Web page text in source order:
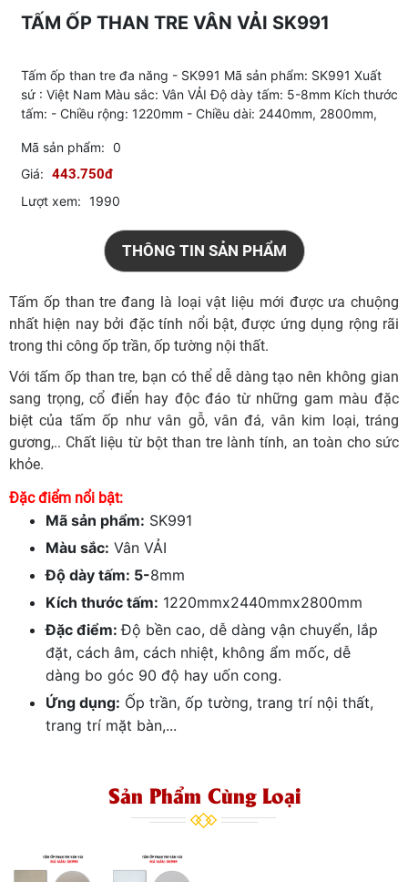
TẤM ỐP THAN TRE VÂN VẢI SK991
Tấm ốp than tre đa năng - SK991 Mã sản phẩm: SK991 Xuất
sứ : Việt Nam Màu sắc: Vân VẢI Độ dày tấm: 5-8mm Kích thước
tấm: - Chiều rộng: 1220mm - Chiều dài: 2440mm, 2800mm,
Mã sản phẩm: 0
Giá: 443.750đ
Lượt xem: 1990
THÔNG TIN SẢN PHẨM
Tấm ốp than tre đang là loại vật liệu mới được ưa chuộng
nhất hiện nay bởi đặc tính nổi bật, được ứng dụng rộng rãi
trong thi công ốp trần, ốp tường nội thất.
Với tấm ốp than tre, bạn có thể dễ dàng tạo nên không gian
sang trọng, cổ điển hay độc đáo từ những gam màu đặc
biệt của tấm ốp như vân gỗ, vân đá, vân kim loại, tráng
gương,.. Chất liệu từ bột than tre lành tính, an toàn cho sức
khỏe.
Đặc điểm nổi bật:
Mã sản phẩm: SK991
Màu sắc: Vân VẢI
Độ dày tấm: 5-8mm
Kích thước tấm: 1220mmx2440mmx2800mm
Đặc điểm:Độ bền cao, dễ dàng vận chuyển, lắp
đặt, cách âm, cách nhiệt, không ẩm mốc, dễ
dàng bo góc 90 độ hay uốn cong.
Ứng dụng: Ốp trần, ốp tường, trang trí nội thất,
trang trí mặt bàn,...
Sản Phẩm Cùng Loại